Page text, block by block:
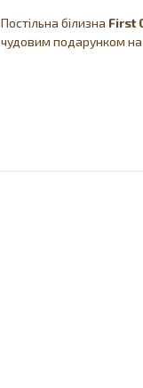
Постільна білизна First
чудовим подарунком